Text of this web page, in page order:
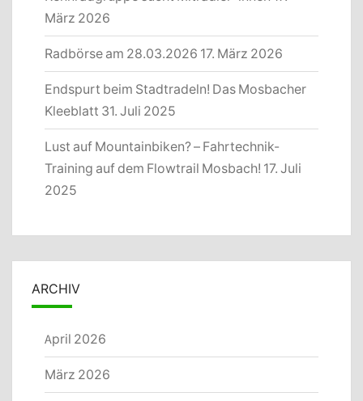
März 2026
Radbörse am 28.03.2026 17. März 2026
Endspurt beim Stadtradeln! Das Mosbacher
Kleeblatt 31. Juli 2025
Lust auf Mountainbiken? – Fahrtechnik-
Training auf dem Flowtrail Mosbach! 17. Juli
2025
ARCHIV
April 2026
März 2026